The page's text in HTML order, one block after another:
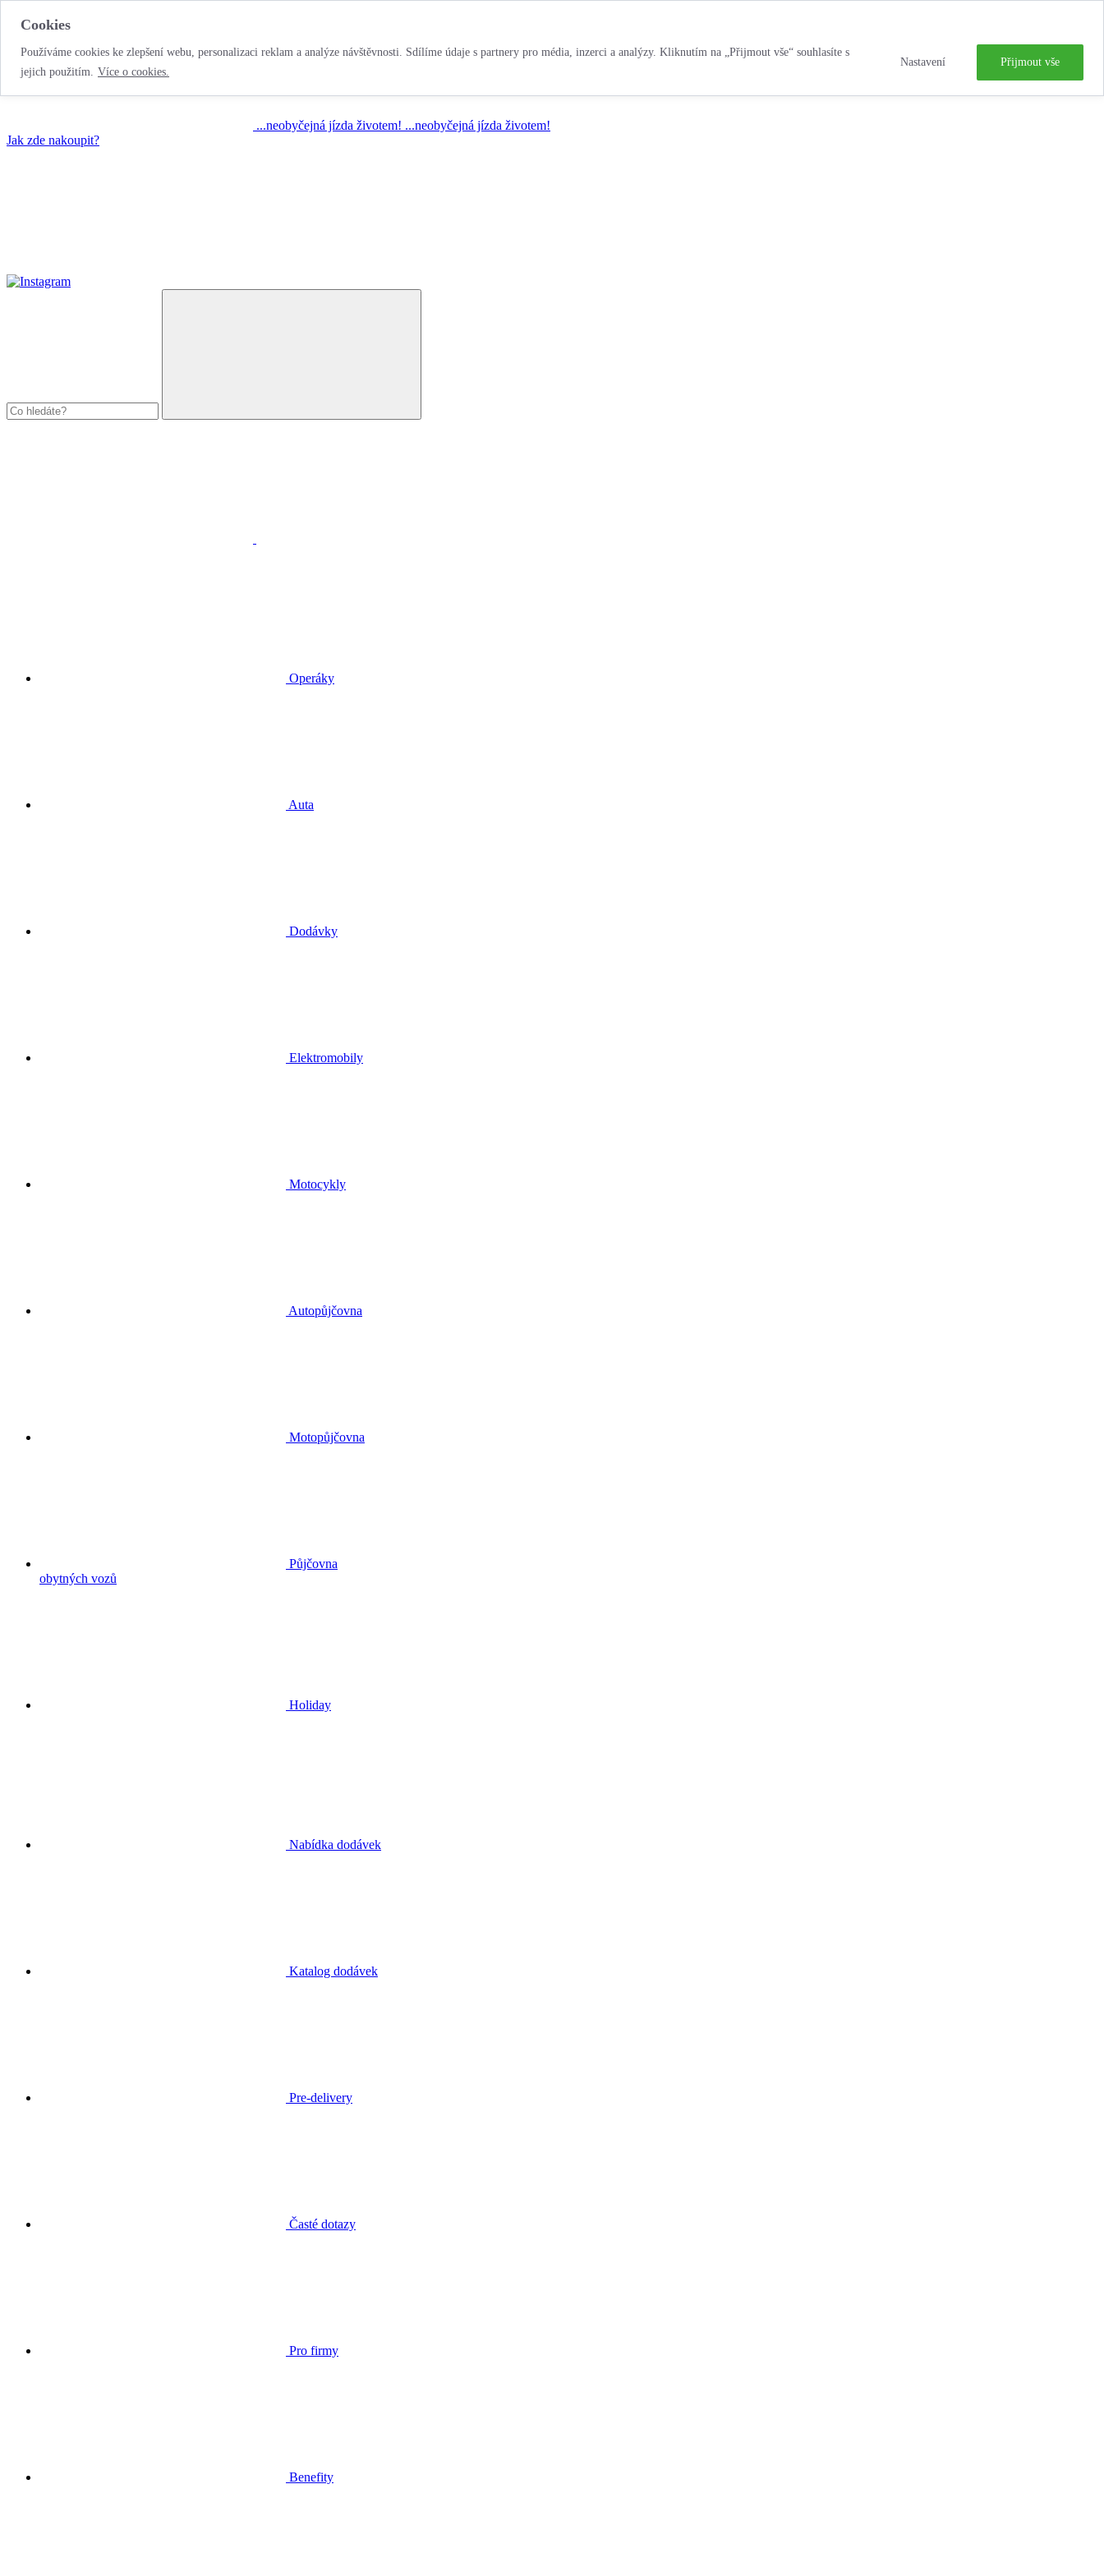
Cookies
Používáme cookies ke zlepšení webu, personalizaci reklam a analýze návštěvnosti. Sdílíme údaje s partnery pro média, inzerci a analýzy. Kliknutím na „Přijmout vše“ souhlasíte s
jejich použitím. Více o cookies.
Nastavení Přijmout vše
...neobyčejná jízda životem! ...neobyčejná jízda životem!
Jak zde nakoupit?
Operáky
Auta
Dodávky
Elektromobily
Motocykly
Autopůjčovna
Motopůjčovna
Půjčovna
obytných vozů
Holiday
Nabídka dodávek
Katalog dodávek
Pre-delivery
Časté dotazy
Pro firmy
Benefity